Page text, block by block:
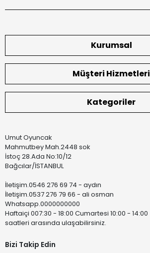
Kurumsal
Müşteri Hizmetleri
Kategoriler
Umut Oyuncak
Mahmutbey Mah.2448 sok
İstoç 28.Ada No:10/12
Bağcılar/İSTANBUL
İletişim.0546 276 69 74 - aydın
İletişim.0537 276 79 66 - ali osman
Whatsapp.0000000000
Haftaiçi 007:30 - 18:00 Cumartesi 10:00 - 14:00
saatleri arasında ulaşabilirsiniz.
Bizi Takip Edin